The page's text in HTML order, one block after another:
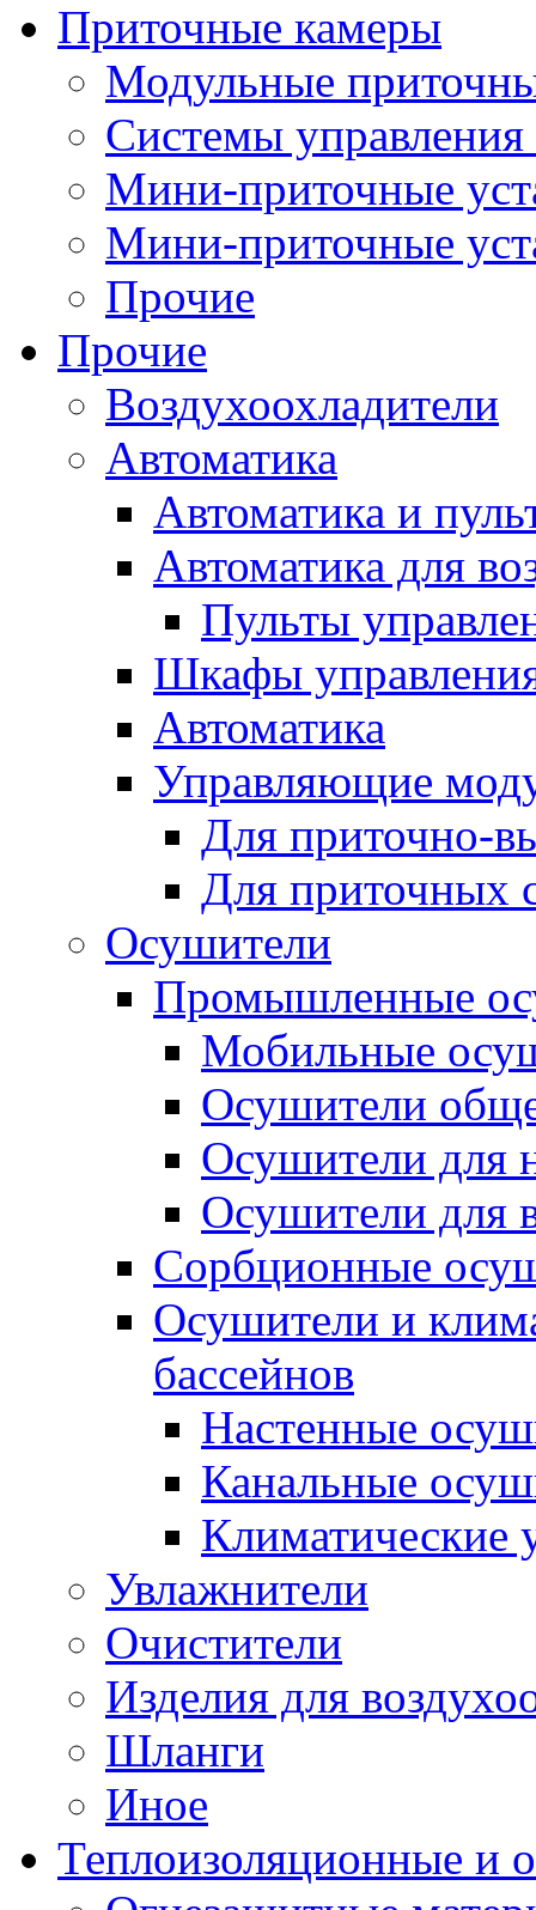
Приточные камеры
Модульные
Системы
Мини-приточные
Мини-приточные
Прочие
Прочие
Воздухоохладители
Автоматика
Автоматика и
Автоматика для
Пульты
Шкафы
Автоматика
Управляющие
Для приточно-
Для приточных
Осушители
Промышленные
Мобильные
Осушители
Осушители для
Осушители для
Сорбционные
Осушители и
бассейнов
Настенные
Канальные
Климатические
Увлажнители
Очистители
Изделия для
Шланги
Иное
Теплоизоляционные и